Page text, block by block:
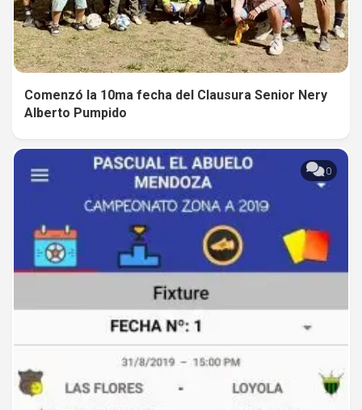
Comenzó la 10ma fecha del Clausura Senior Nery
Alberto Pumpido
0